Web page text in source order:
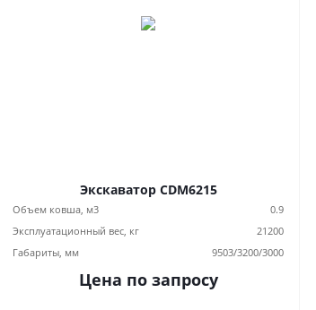
Экскаватор CDM6215
Объем ковша, м3
0.9
Эксплуатационный вес, кг
21200
Габариты, мм
9503/3200/3000
Цена по запросу